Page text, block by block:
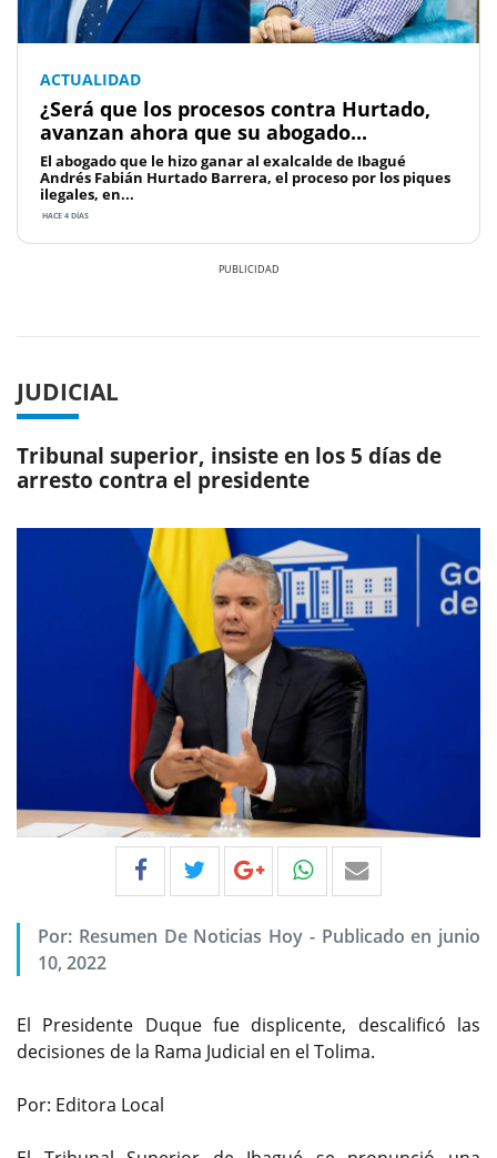
ACTUALIDAD
¿Será que los procesos contra Hurtado,
avanzan ahora que su abogado...
El abogado que le hizo ganar al exalcalde de Ibagué
Andrés Fabián Hurtado Barrera, el proceso por los piques
ilegales, en...
HACE 4 DÍAS
JUDICIAL
Tribunal superior, insiste en los 5 días de
arresto contra el presidente
Por: Resumen De Noticias Hoy - Publicado en junio
10, 2022
El Presidente Duque fue displicente, descalificó las
decisiones de la Rama Judicial en el Tolima.
Por: Editora Local